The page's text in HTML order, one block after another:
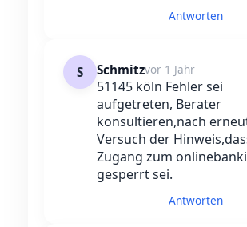
Antworten
S Schmitzvor 1 Jahr
51145 köln Fehler sei
aufgetreten, Berater
konsultieren,nach
Versuch der
Zugang zum
gesperrt sei.
Antworten